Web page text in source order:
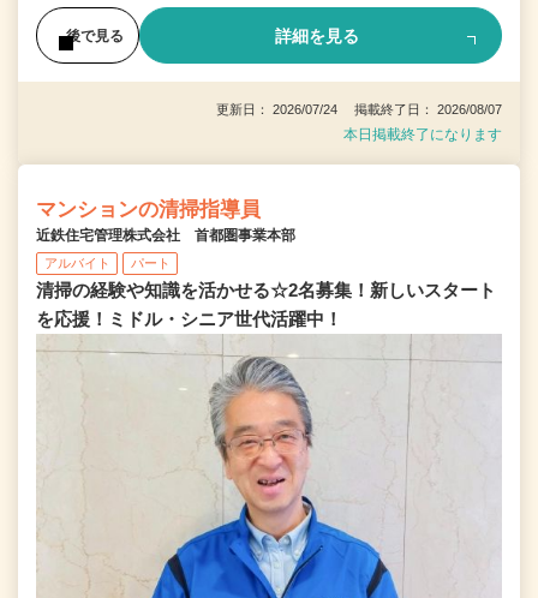
後で見る 詳細を見る
更新日： 2026/07/24 掲載終了日： 2026/08/07
本日掲載終了になります
マンションの清掃指導員
近鉄住宅管理株式会社 首都圏事業本部
アルバイト パート
清掃の経験や知識を活かせる☆2名募集！新しいスタート
を応援！ミドル・シニア世代活躍中！